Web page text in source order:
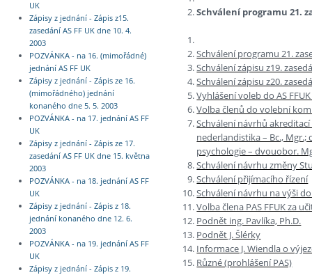
UK
Zápisy z jednání - Zápis z15.
zasedání AS FF UK dne 10. 4.
2003
POZVÁNKA - na 16. (mimořádné)
jednání AS FF UK
Zápisy z jednání - Zápis ze 16.
(mimořádného) jednání
konaného dne 5. 5. 2003
POZVÁNKA - na 17. jednání AS FF
UK
Zápisy z jednání - Zápis ze 17.
zasedání AS FF UK dne 15. května
2003
POZVÁNKA - na 18. jednání AS FF
UK
Zápisy z jednání - Zápis z 18.
jednání konaného dne 12. 6.
2003
POZVÁNKA - na 19. jednání AS FF
UK
Zápisy z jednání - Zápis z 19.
Schválení programu 21.
Schválení programu 21.
Schválení zápisu z19.
Schválení zápisu z20.
Vyhlášení voleb do AS
Volba členů do volební
Schválení návrhů akreditací
nederlandistika – Bc., Mgr.;
psychologie – dvouobor.
Schválení návrhu změny
Schválení přijímacího řízení
Schválení návrhu na výši
Volba člena PAS FFUK za
Podnět ing. Pavlíka, Ph.D.
Podnět J. Šlérky
Informace J. Wiendla o
Různé (prohlášení PAS)